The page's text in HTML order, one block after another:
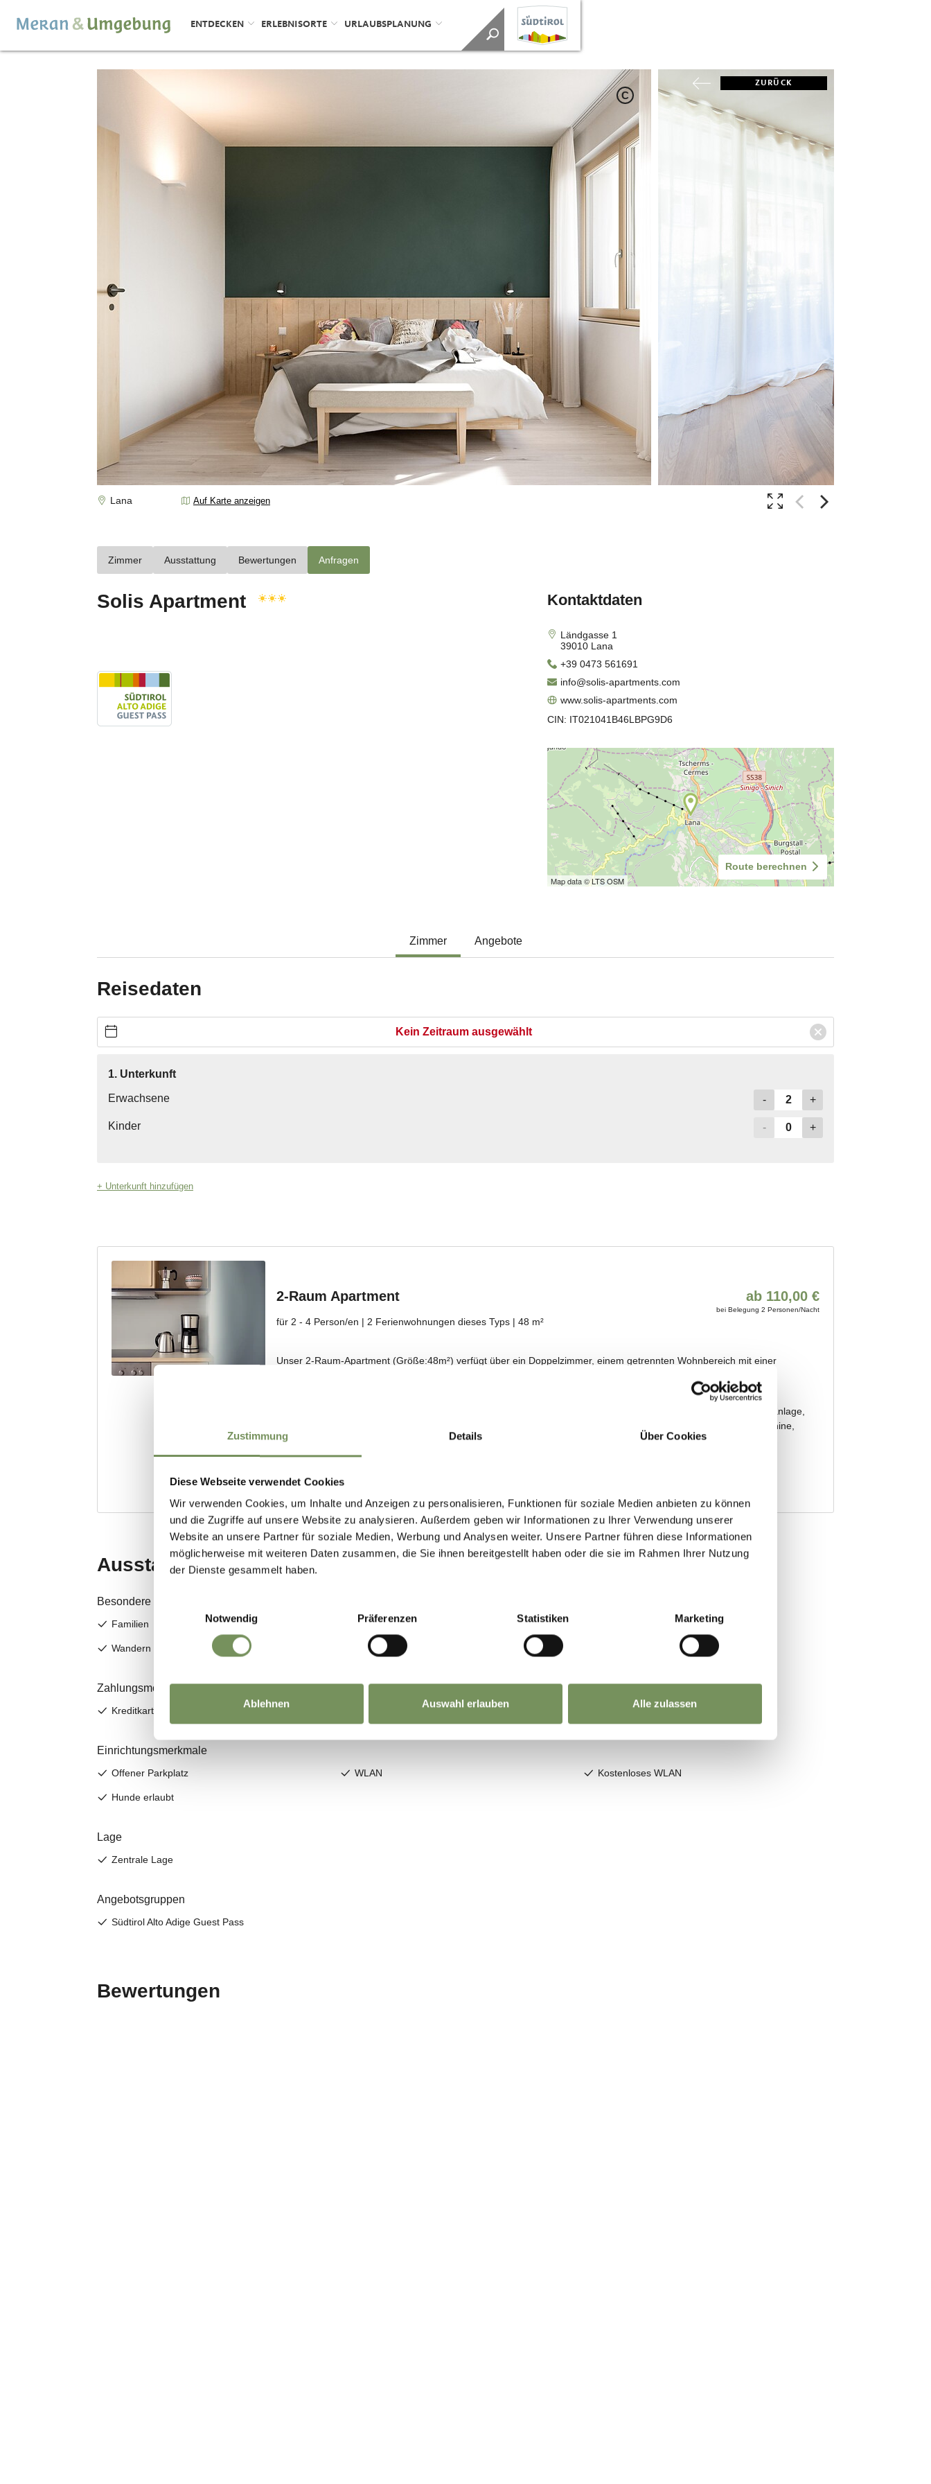
Zustimmung Details Über Cookies
Diese Webseite verwendet Cookies
Wir verwenden Cookies, um Inhalte und Anzeigen zu personalisieren, Funktionen für soziale Medien anbieten zu können
und die Zugriffe auf unsere Website zu analysieren. Außerdem geben wir Informationen zu Ihrer Verwendung unserer
Website an unsere Partner für soziale Medien, Werbung und Analysen weiter. Unsere Partner führen diese Informationen
möglicherweise mit weiteren Daten zusammen, die Sie ihnen bereitgestellt haben oder die sie im Rahmen Ihrer Nutzung
der Dienste gesammelt haben.
Notwendig
Präferenzen Statistiken Marketing
Ablehnen Auswahl erlauben Alle zulassen
ENTDECKEN ERLEBNISORTE URLAUBSPLANUNG
ZURÜCK